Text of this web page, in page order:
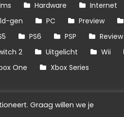
Hardware Internet
gen
PC Preview
PS6 PSP Review
2
Uitgelicht Wii
One
Xbox Series
Graag willen we je